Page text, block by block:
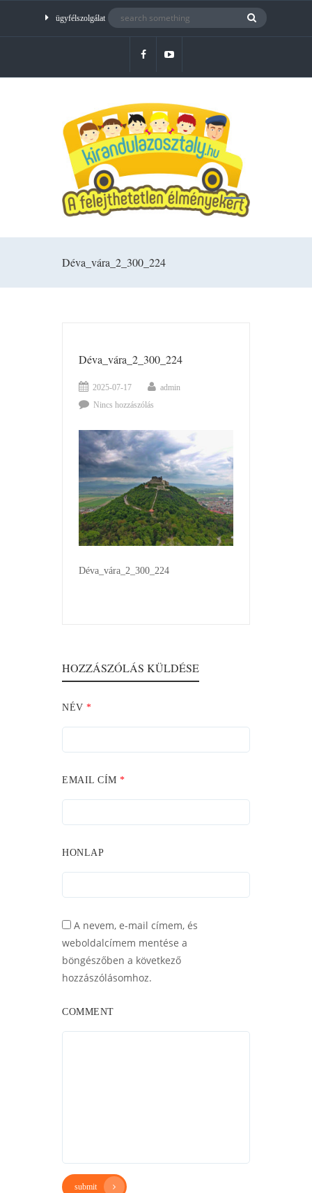
ügyfélszolgálat
Déva_vára_2_300_224
Déva_vára_2_300_224
2025-07-17
admin
Nincs hozzászólás
Déva_vára_2_300_224
HOZZÁSZÓLÁS KÜLDÉSE
NÉV *
EMAIL CÍM *
HONLAP
A nevem, e-mail címem, és
weboldalcímem mentése a
böngészőben a következő
hozzászólásomhoz.
COMMENT
submit